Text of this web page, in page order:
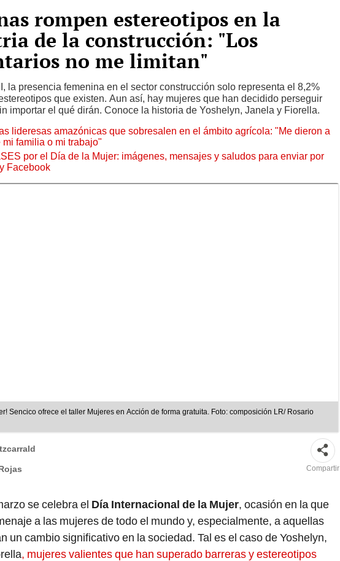
rompen estereotipos en la
de la construcción: "Los
no me limitan"
la presencia femenina en el sector construcción solo representa el 8,2%
que existen. Aun así, hay mujeres que han decidido perseguir
importar el qué dirán. Conoce la historia de Yoshelyn, Janela y Fiorella.
lideresas amazónicas que sobresalen en el ámbito agrícola: "Me dieron a
familia o mi trabajo"
por el Día de la Mujer: imágenes, mensajes y saludos para enviar por
Facebook
Sencico ofrece el taller Mujeres en Acción de forma gratuita. Foto: composición LR/ Rosario
Compartir
se celebra el Día Internacional de la Mujer, ocasión en la que
a las mujeres de todo el mundo y, especialmente, a aquellas
un cambio significativo en la sociedad. Tal es el caso de Yoshelyn,
, mujeres valientes que han superado barreras y estereotipos